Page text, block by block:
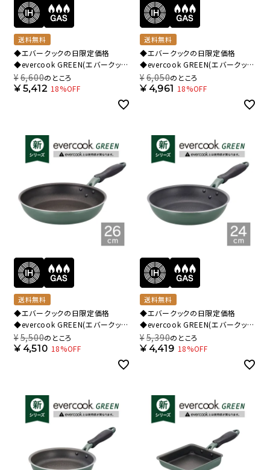
送料無料
◆エバークックの日限定価格
◆evercook GREEN(エバークック
グリーン) IH対応 フライパン 28cm
深型 500日保証
¥6,600のところ
¥5,412 18%OFF
送料無料
◆エバークックの日限定価格
◆evercook GREEN(エバークック
グリーン) IH対応 フライパン 28cm
500日保証 EGIFPL28GR【HO】
¥6,050のところ
¥4,961 18%OFF
送料無料
◆エバークックの日限定価格
◆evercook GREEN(エバークック
グリーン) IH対応 フライパン 26cm
500日保証 EGIFPL26GR【HO】
¥5,500のところ
¥4,510 18%OFF
送料無料
◆エバークックの日限定価格
◆evercook GREEN(エバークック
グリーン) IH対応 フライパン 24cm
500日保証 EGIFPL24GR【HO】
¥5,390のところ
¥4,419 18%OFF